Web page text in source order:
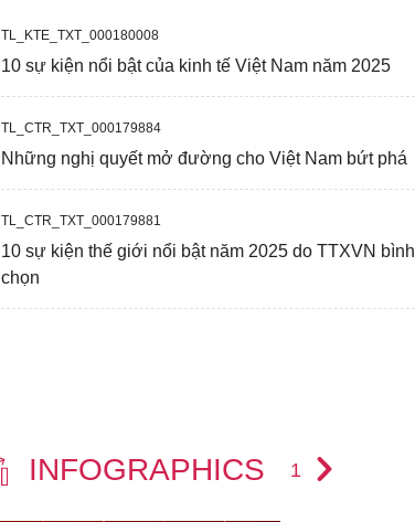
TL_KTE_TXT_000180008
10 sự kiện nổi bật của kinh tế Việt Nam năm 2025
TL_CTR_TXT_000179884
Những nghị quyết mở đường cho Việt Nam bứt phá
TL_CTR_TXT_000179881
10 sự kiện thế giới nổi bật năm 2025 do TTXVN bình
chọn
INFOGRAPHICS 1